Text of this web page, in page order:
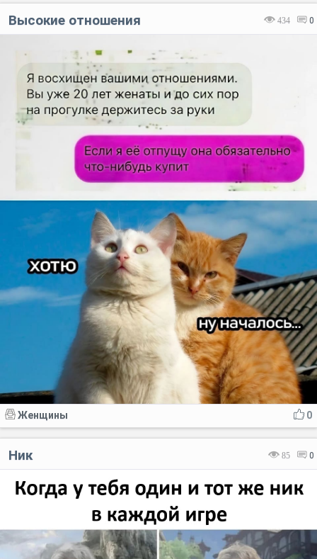
434 0
Высокие отношения
0
Женщины
85 0
Ник